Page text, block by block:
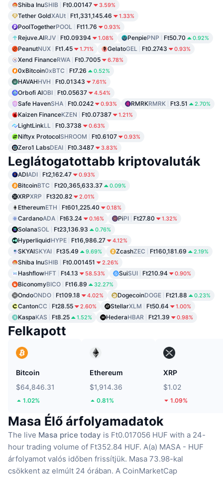
Shiba InuSHIB Ft0.00147 3.59%
Tether GoldXAUt Ft1,331,145.46 1.33%
PoolTogetherPOOL Ft11.76 0.93%
Rejuve.AIRJV Ft0.09394 1.08% PenpiePNP Ft50.70 0.92%
PeanutNUX Ft1.45 1.71% GelatoGEL Ft0.2743 0.93%
Xend FinanceRWA Ft0.7005 6.78%
0xBitcoin0xBTC Ft7.26 0.52%
HAVAHHVH Ft0.01343 7.61%
Orbofi AIOBI Ft0.05637 4.54%
Safe HavenSHA Ft0.0242 0.93% RMRKRMRK Ft3.51 2.70%
Kaizen FinanceKZEN Ft0.07387 1.21%
LightLinkLL Ft0.3738 0.63%
Niftyx ProtocolSHROOM Ft0.6107 0.93%
Zero1 LabsDEAI Ft0.3487 3.83%
Leglátogatottabb kriptovaluták
ADIADI Ft2,162.47 0.93%
BitcoinBTC Ft20,365,633.37 0.09%
XRPXRP Ft320.82 2.01%
EthereumETH Ft601,225.40 0.18%
CardanoADA Ft63.24 0.16% PiPI Ft27.80 1.32%
SolanaSOL Ft23,136.93 0.76%
HyperliquidHYPE Ft16,986.27 4.12%
SKYAISKYAI Ft35.49 9.69% ZcashZEC Ft160,181.69 2.19%
Shiba InuSHIB Ft0.001451 2.26%
HashflowHFT Ft4.13 58.53% SuiSUI Ft210.94 0.90%
BiconomyBICO Ft16.89 32.27%
OndoONDO Ft109.18 4.02% DogecoinDOGE Ft21.88 0.23%
CantonCC Ft28.55 2.60% StellarXLM Ft50.64 1.00%
KaspaKAS Ft8.25 1.52% HederaHBAR Ft21.39 0.98%
Felkapott
Bitcoin
$64,846.31
1.02%
Ethereum
$1,914.36
0.81%
XRP
$1.02
1.09%
Masa Élő árfolyamadatok
The live Masa price today is Ft0.017056 HUF with a 24-
hour trading volume of Ft352.84 HUF. A(a) MASA - HUF
árfolyamot valós időben frissítjük. Masa 73.98-kal
csökkent az elmúlt 24 órában. A CoinMarketCap